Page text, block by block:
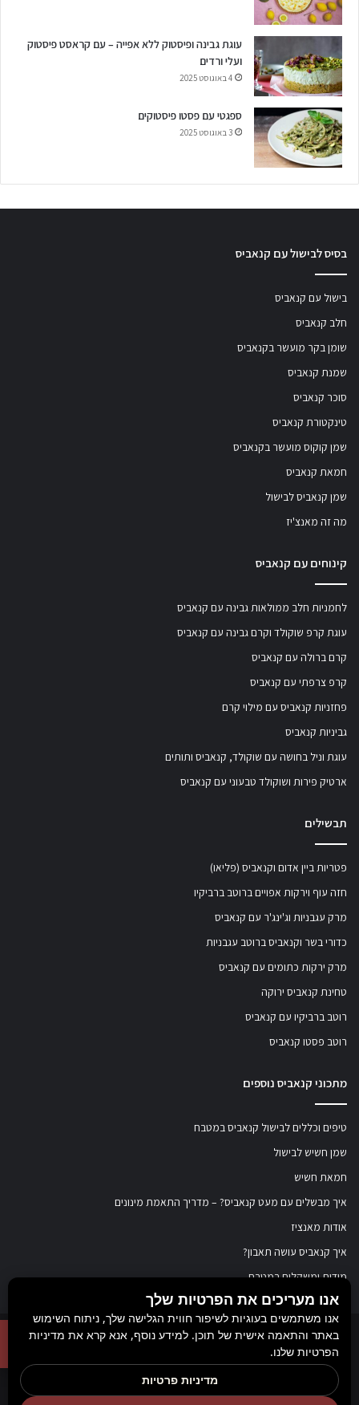
עוגת גבינה ופיסטוק ללא אפייה – עם קראסט פיסטוק
ועלי ורדים
4 באוגוסט 2025
ספגטי עם פסטו פיסטוקים
3 באוגוסט 2025
בסיס לבישול עם קנאביס
בישול עם קנאביס
חלב קנאביס
שומן בקר מועשר בקנאביס
שמנת קנאביס
סוכר קנאביס
טינקטורת קנאביס
שמן קוקוס מועשר בקנאביס
חמאת קנאביס
שמן קנאביס לבישול
מה זה מאנצ'יז
קינוחים עם קנאביס
לחמניות חלב ממולאות גבינה עם קנאביס
עוגת קרפ שוקולד וקרם גבינה עם קנאביס
קרם ברולה עם קנאביס
קרפ צרפתי עם קנאביס
פחזניות קנאביס עם מילוי קרם
גביניות קנאביס
עוגת וניל בחושה עם שוקולד, קנאביס ותותים
ארטיק פירות ושוקולד טבעוני עם קנאביס
תבשילים
פטריות ביין אדום וקנאביס (פליאו)
חזה עוף וירקות אפויים ברוטב ברביקיו
מרק עגבניות וג'ינג'ר עם קנאביס
כדורי בשר וקנאביס ברוטב עגבניות
מרק ירקות כתומים עם קנאביס
טחינת קנאביס ירוקה
רוטב ברביקיו עם קנאביס
רוטב פסטו קנאביס
מתכוני קנאביס נוספים
טיפים וכללים לבישול קנאביס במטבח
שמן חשיש לבישול
חמאת חשיש
איך מבשלים עם מעט קנאביס? – מדריך התאמת מינונים
אודות מאנציז
איך קנאביס עושה תאבון?
מידות ומשקלים במטבח
© כל הזכויות שמורות למאנציז
, 2017-2026. אין במידע באתר זה תחליף להוועצות עם
רופא או רוקח בטרם רכישת תכשיר והתחלת הטיפול בו. יש לעיין בעלון לצרכן לפני
השימוש בתכשיר. מומלץ להתייעץ עם הרוקח בכל הנוגע למטרות ואופן השימוש,
אנו מעריכים את הפרטיות שלך
אנו משתמשים בעוגיות לשיפור חווית הגלישה שלך, ניתוח השימוש
באתר והתאמה אישית של תוכן. למידע נוסף, אנא קרא את מדיניות
הפרטיות שלנו.
מדיניות פרטיות